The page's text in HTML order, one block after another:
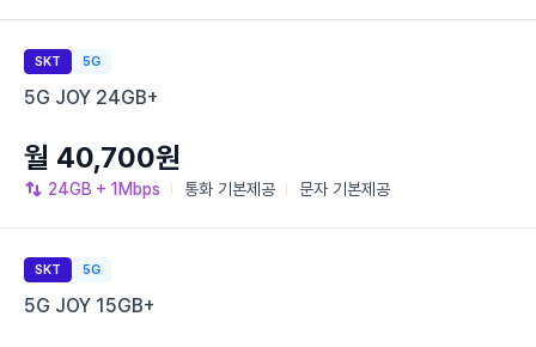
SKT 5G
5G JOY 24GB+
24GB + 1Mbps 통화 기본제공 문자 기본제공
월 40,700원
SKT 5G
5G JOY 15GB+